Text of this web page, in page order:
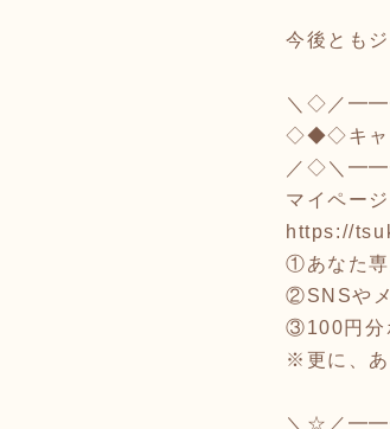
今後とも
＼◇／
◇◆◇キャ
／◇＼
マイペー
https://
①あなた専
②SNSやメ
③100円分
※更に、あ
＼☆／